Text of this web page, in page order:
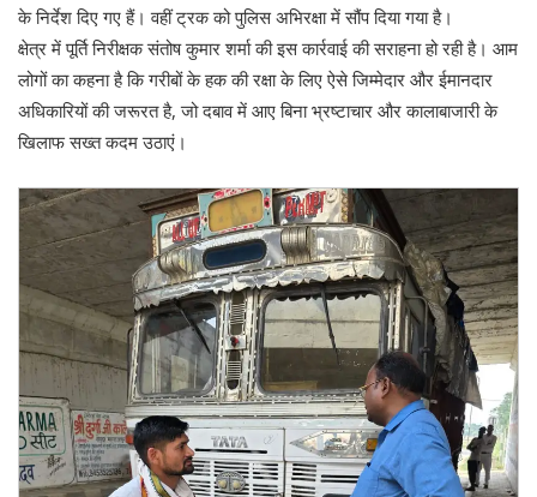
के निर्देश दिए गए हैं। वहीं ट्रक को पुलिस अभिरक्षा में सौंप दिया गया है।
क्षेत्र में पूर्ति निरीक्षक संतोष कुमार शर्मा की इस कार्रवाई की सराहना हो रही है। आम
लोगों का कहना है कि गरीबों के हक की रक्षा के लिए ऐसे जिम्मेदार और ईमानदार
अधिकारियों की जरूरत है, जो दबाव में आए बिना भ्रष्टाचार और कालाबाजारी के
खिलाफ सख्त कदम उठाएं।